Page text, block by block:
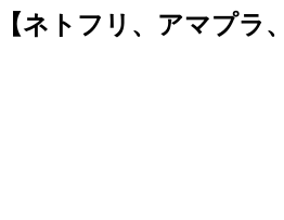
ネトフリ、アマプラ